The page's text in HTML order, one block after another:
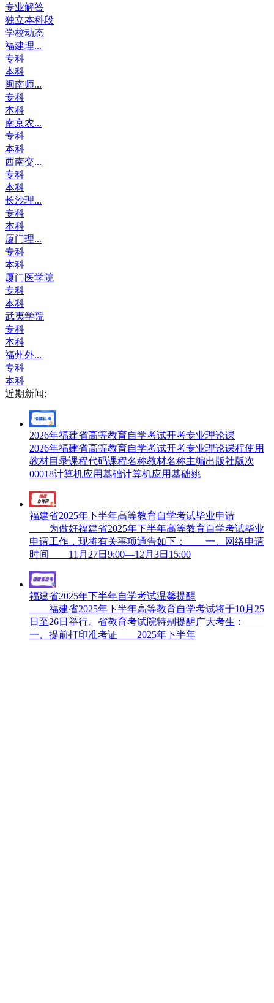
专业解答
独立本科段
学校动态
福建理...
专科
本科
闽南师...
专科
本科
南京农...
专科
本科
西南交...
专科
本科
长沙理...
专科
本科
厦门理...
专科
本科
厦门医学院
专科
本科
武夷学院
专科
本科
福州外...
专科
本科
近期新闻:
2026年福建省高等教育自学考试开考专业理论课
2026年福建省高等教育自学考试开考专业理论课程使用
教材目录课程代码课程名称教材名称主编出版社版次
00018计算机应用基础计算机应用基础姚
福建省2025年下半年高等教育自学考试毕业申请
为做好福建省2025年下半年高等教育自学考试毕业
申请工作，现将有关事项通告如下： 一、网络申请
时间 11月27日9:00—12月3日15:00
福建省2025年下半年自学考试温馨提醒
福建省2025年下半年高等教育自学考试将于10月25
日至26日举行。省教育考试院特别提醒广大考生：
一、提前打印准考证 2025年下半年